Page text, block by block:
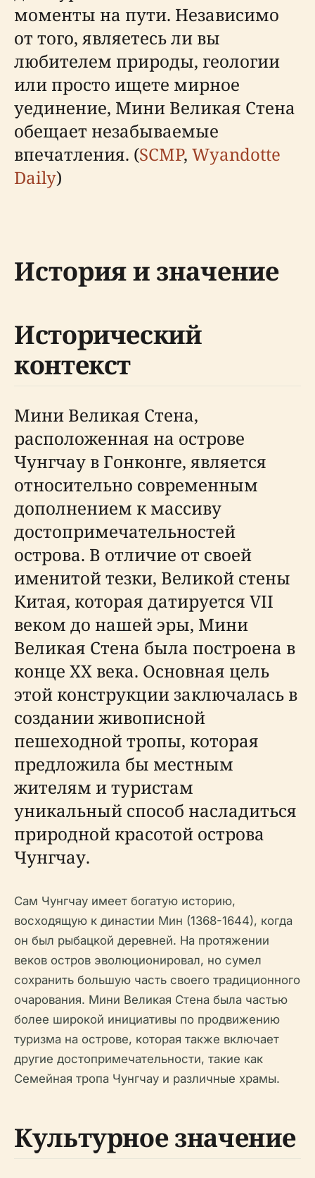
моменты на пути. Независимо
от того, являетесь ли вы
любителем природы, геологии
или просто ищете мирное
уединение, Мини Великая Стена
обещает незабываемые
впечатления. (SCMP, Wyandotte
Daily)
История и значение
Исторический
контекст
Мини Великая Стена,
расположенная на острове
Чунгчау в Гонконге, является
относительно современным
дополнением к массиву
достопримечательностей
острова. В отличие от своей
именитой тезки, Великой стены
Китая, которая датируется VII
веком до нашей эры, Мини
Великая Стена была построена в
конце XX века. Основная цель
этой конструкции заключалась в
создании живописной
пешеходной тропы, которая
предложила бы местным
жителям и туристам
уникальный способ насладиться
природной красотой острова
Чунгчау.
Сам Чунгчау имеет богатую историю,
восходящую к династии Мин (1368-1644), когда
он был рыбацкой деревней. На протяжении
веков остров эволюционировал, но сумел
сохранить большую часть своего традиционного
очарования. Мини Великая Стена была частью
более широкой инициативы по продвижению
туризма на острове, которая также включает
другие достопримечательности, такие как
Семейная тропа Чунгчау и различные храмы.
Культурное значение